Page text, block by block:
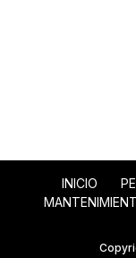
INICIO